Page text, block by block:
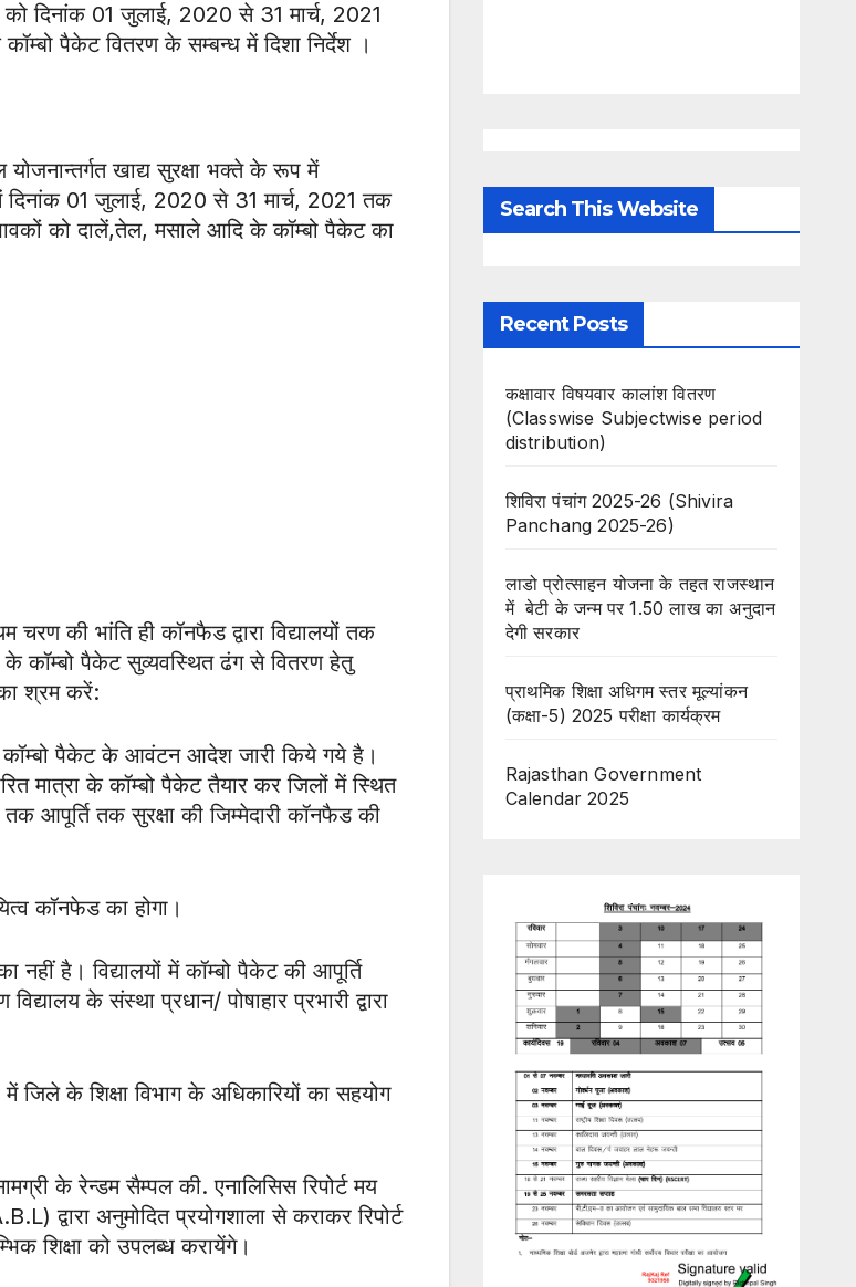
को दिनांक 01 जुलाई, 2020 से 31 मार्च, 2021
पैकेट वितरण के सम्बन्ध में दिशा निर्देश ।
योजनान्तर्गत खाद्य सुरक्षा भक्ते के रूप में
दिनांक 01 जुलाई, 2020 से 31 मार्च, 2021 तक
को दालें,तेल, मसाले आदि के कॉम्बो पैकेट का
की भांति ही कॉनफैड द्वारा विद्यालयों तक
कॉम्बो पैकेट सुव्यवस्थित ढंग से वितरण हेतु
श्रम करें:
कॉम्बो पैकेट के आवंटन आदेश जारी किये गये है।
मात्रा के कॉम्बो पैकेट तैयार कर जिलों में स्थित
आपूर्ति तक सुरक्षा की जिम्मेदारी कॉनफैड की
कॉनफेड का होगा।
नहीं है। विद्यालयों में कॉम्बो पैकेट की आपूर्ति
के संस्था प्रधान/ पोषाहार प्रभारी द्वारा
जिले के शिक्षा विभाग के अधिकारियों का सहयोग
के रेन्डम सैम्पल की. एनालिसिस रिपोर्ट मय
द्वारा अनुमोदित प्रयोगशाला से कराकर रिपोर्ट
शिक्षा को उपलब्ध करायेंगे।
Search This Website
Recent Posts
कक्षावार विषयवार कालांश वितरण
(Classwise Subjectwise period
distribution)
शिविरा पंचांग 2025-26 (Shivira
Panchang 2025-26)
लाडो प्रोत्साहन योजना के तहत राजस्थान
में बेटी के जन्म पर 1.50 लाख का अनुदान
देगी सरकार
प्राथमिक शिक्षा अधिगम स्तर मूल्यांकन
(कक्षा-5) 2025 परीक्षा कार्यक्रम
Rajasthan Government
Calendar 2025